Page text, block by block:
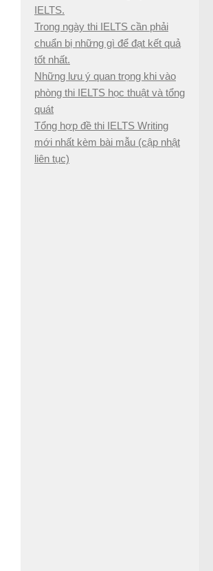
IELTS.
Trong ngày thi IELTS cần phải
chuẩn bị những gì để đạt kết quả
tốt nhất.
Những lưu ý quan trọng khi vào
phòng thi IELTS học thuật và tổng
quát
Tổng hợp đề thi IELTS Writing
mới nhất kèm bài mẫu (cập nhật
liên tục)